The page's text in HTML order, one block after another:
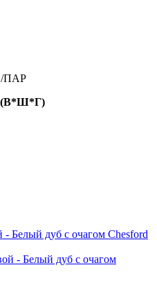
ПАР
(В*Ш*Г)
- Белый дуб с очагом Chesford